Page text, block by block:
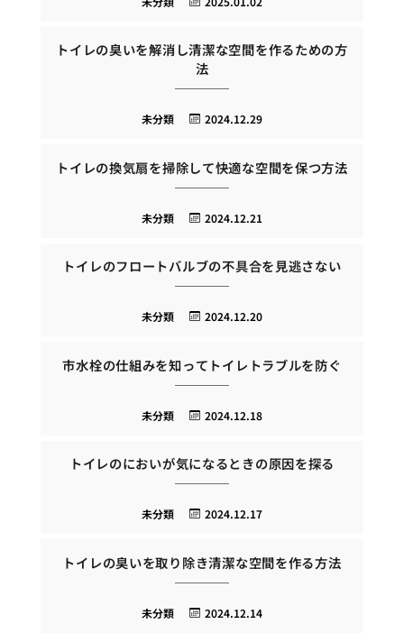
トイレの臭いを解消し清潔な空間を作るための方
法
2024.12.29
未分類
トイレの換気扇を掃除して快適な空間を保つ方法
2024.12.21
未分類
トイレのフロートバルブの不具合を見逃さない
2024.12.20
未分類
市水栓の仕組みを知ってトイレトラブルを防ぐ
2024.12.18
未分類
トイレのにおいが気になるときの原因を探る
2024.12.17
未分類
トイレの臭いを取り除き清潔な空間を作る方法
2024.12.14
未分類